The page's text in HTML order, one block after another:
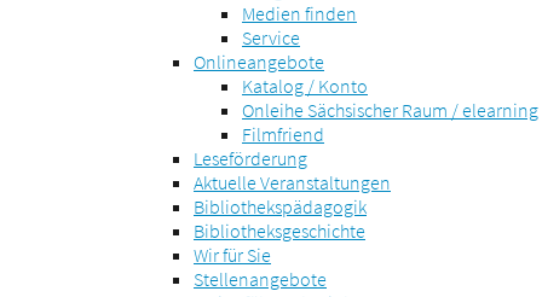
Medien finden
Service
Onlineangebote
Katalog / Konto
Onleihe Sächsischer Raum / elearning
Filmfriend
Leseförderung
Aktuelle Veranstaltungen
Bibliothekspädagogik
Bibliotheksgeschichte
Wir für Sie
Stellenangebote